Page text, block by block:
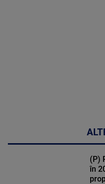
(P)
în